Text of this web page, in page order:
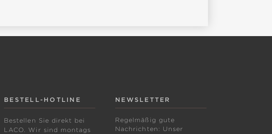
BESTELL-HOTLINE
Bestellen Sie direkt bei
LACO. Wir sind montags
NEWSLETTER
Regelmäßig gute
Nachrichten: Unser